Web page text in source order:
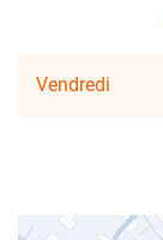
Horaires
Vendredi